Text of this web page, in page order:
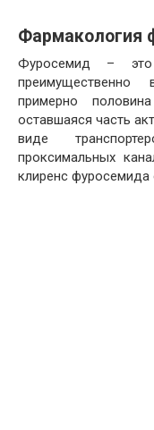
Фармакология
Фуросемид – это
примерно
оставшаяся часть
виде
проксимальных
клиренс фуросемида